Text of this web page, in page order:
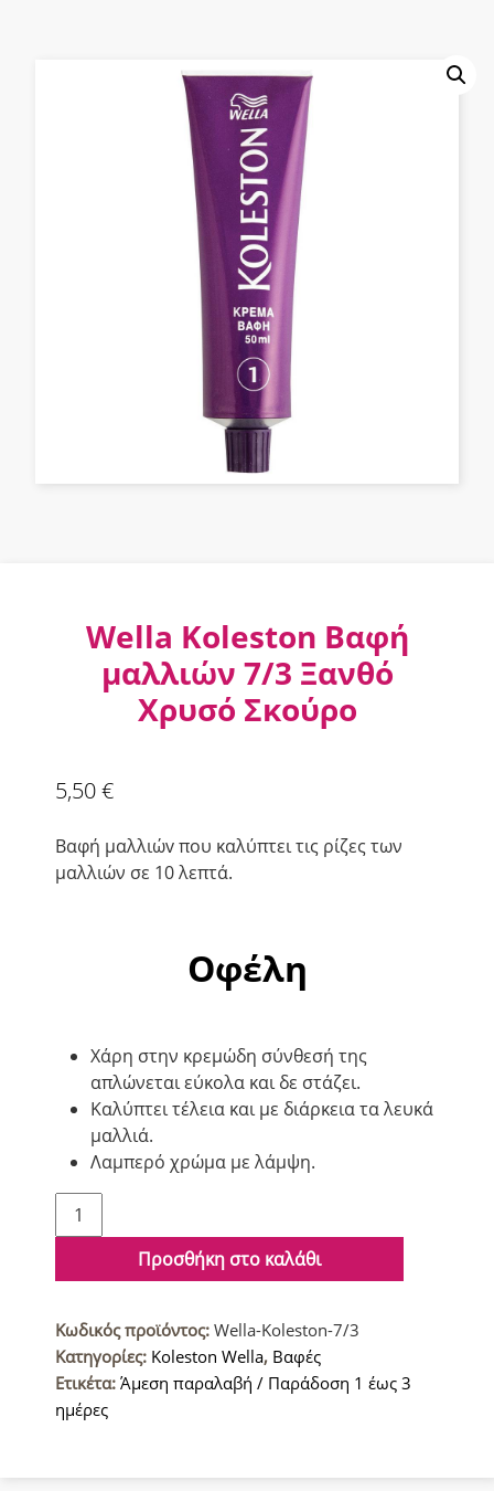
Wella Koleston Βαφή
μαλλιών 7/3 Ξανθό
Χρυσό Σκούρο
5,50€
Βαφή μαλλιώv που καλύπτει τις ρίζες των
μαλλιών σε 10 λεπτά.
Οφέλη
Χάρη στην κρεμώδη σύνθεσή της
απλώνεται εύκολα και δε στάζει.
Καλύπτει τέλεια και με διάρκεια τα λευκά
μαλλιά.
Λαμπερό χρώμα με λάμψη.
Wella
Koleston
μαλλιών
Ξανθό
Χρυσό
Σκούρο
ποσότητα
Προσθήκη στο καλάθι
Κωδικός προϊόντος: Wella-Koleston-7/3
Κατηγορίες: Koleston Wella, Βαφές
Ετικέτα: Άμεση παραλαβή / Παράδοση 1 έως 3
ημέρες